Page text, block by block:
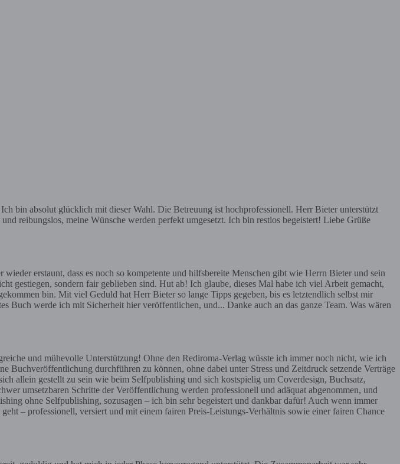
bin absolut glücklich mit dieser Wahl. Die Betreuung ist hochprofessionell. Herr Bieter unterstützt
reibungslos, meine Wünsche werden perfekt umgesetzt. Ich bin restlos begeistert! Liebe Grüße
erstaunt, dass es noch so kompetente und hilfsbereite Menschen gibt wie Herrn Bieter und sein
gestiegen, sondern fair geblieben sind. Hut ab! Ich glaube, dieses Mal habe ich viel Arbeit gemacht,
bin. Mit viel Geduld hat Herr Bieter so lange Tipps gegeben, bis es letztendlich selbst mir
Buch werde ich mit Sicherheit hier veröffentlichen, und... Danke auch an das ganze Team. Was wären
und mühevolle Unterstützung! Ohne den Rediroma-Verlag wüsste ich immer noch nicht, wie ich
durchführen zu können, ohne dabei unter Stress und Zeitdruck setzende Verträge
allein gestellt zu sein wie beim Selfpublishing und sich kostspielig um Coverdesign, Buchsatz,
umsetzbaren Schritte der Veröffentlichung werden professionell und adäquat abgenommen, und
ohne Selfpublishing, sozusagen – ich bin sehr begeistert und dankbar dafür! Auch wenn immer
– professionell, versiert und mit einem fairen Preis-Leistungs-Verhältnis sowie einer fairen Chance